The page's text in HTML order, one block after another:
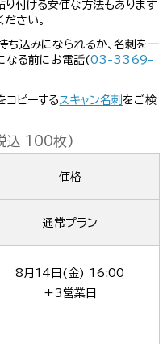
り付ける安価な方法もあります
さい。
ち込みになられるか、名刺を一
なる前にお電話(03-3369-
コピーするスキャン名刺 をご検
込 100枚)
価格
通常プラン
8月14日(金) 16:00
+3営業日